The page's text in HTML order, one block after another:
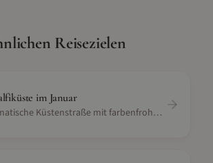
Reisezielen
im Januar
Dramatische Küstenstraße mit farbenfrohen Dörfern und blauem Meer